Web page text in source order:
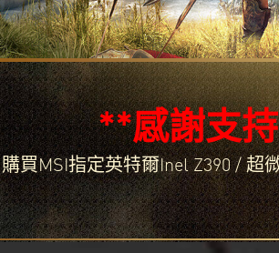
**感謝支
購買MSI指定英特爾Inel Z390 / 超